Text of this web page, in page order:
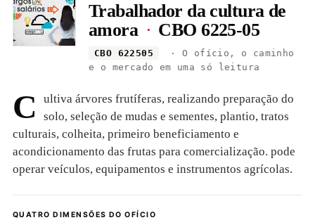
Trabalhador da cultura de
amora · CBO 6225-05
CBO 622505
· O ofício, o caminho
e o mercado em uma só leitura
C
ultiva árvores frutíferas, realizando preparação do
solo, seleção de mudas e sementes, plantio, tratos
culturais, colheita, primeiro beneficiamento e
acondicionamento das frutas para comercialização. pode
operar veículos, equipamentos e instrumentos agrícolas.
QUATRO DIMENSÕES DO OFÍCIO